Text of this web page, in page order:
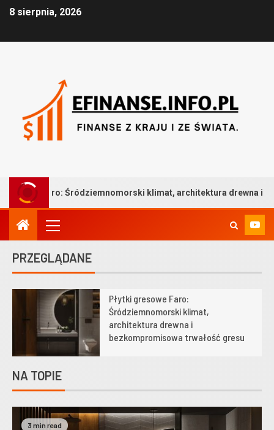
8 sierpnia, 2026
klimat, architektura drewna i bezkompromisowa
PRZEGLĄDANE
Płytki gresowe Faro:
Śródziemnomorski klimat,
architektura drewna i
bezkompromisowa trwałość gresu
NA TOPIE
3 min read